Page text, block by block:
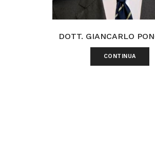
DOTT. GIANCARLO
CONTINUA